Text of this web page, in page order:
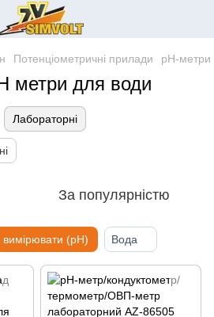
Потенціометричні прилади pH-метри
метри для води
Лабораторні
За популярністю
(pH) Вода